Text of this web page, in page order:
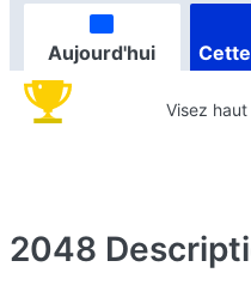
Aujourd'hui
Visez haut
2048